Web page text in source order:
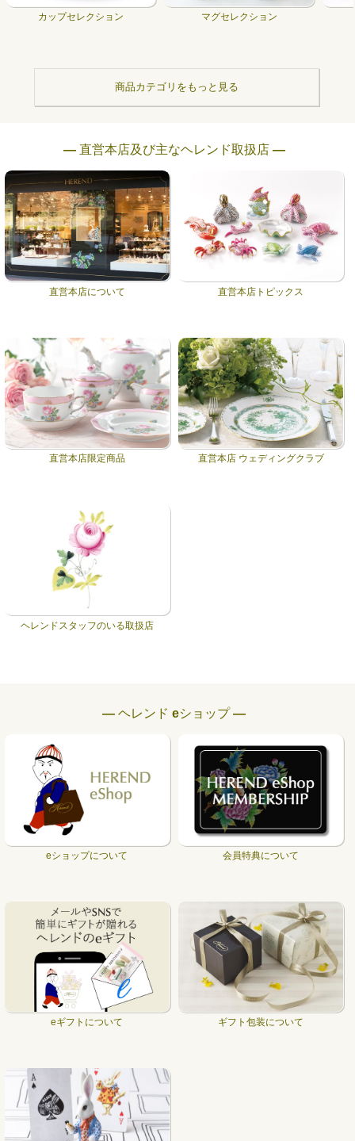
カップセレクション マグセレクション
商品カテゴリをもっと見る
― 直営本店及び主なヘレンド取扱店 ―
直営本店について 直営本店トピックス
直営本店限定商品 直営本店 ウェディングクラブ
ヘレンドスタッフのいる取扱店
― ヘレンド eショップ ―
eショップについて 会員特典について
eギフトについて ギフト包装について